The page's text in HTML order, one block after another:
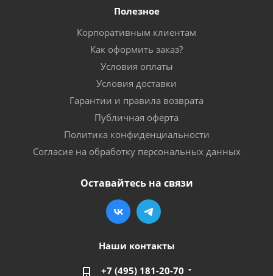
Полезное
Корпоративным клиентам
Как оформить заказ?
Условия оплаты
Условия доставки
Гарантии и правила возврата
Публичная оферта
Политика конфиденциальности
Согласие на обработку персональных данных
Оставайтесь на связи
Наши контакты
+7 (495) 181-20-70